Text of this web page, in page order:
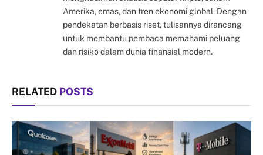
Amerika, emas, dan tren ekonomi global. Dengan
pendekatan berbasis riset, tulisannya dirancang
untuk membantu pembaca memahami peluang
dan risiko dalam dunia finansial modern.
RELATED POSTS